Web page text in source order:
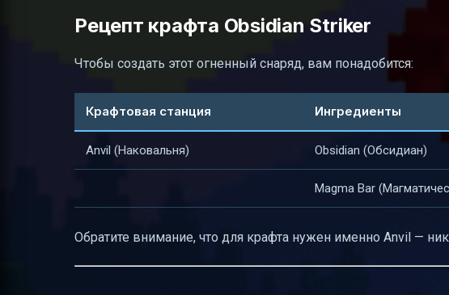
Рецепт крафта Obsidian Striker
Чтобы создать этот огненный снаряд, вам понадобится:
Крафтовая станция Ингредиенты
Anvil (Наковальня) Obsidian (Обсидиан)
Magma Bar
Обратите внимание, что для крафта нужен именно Anvil —